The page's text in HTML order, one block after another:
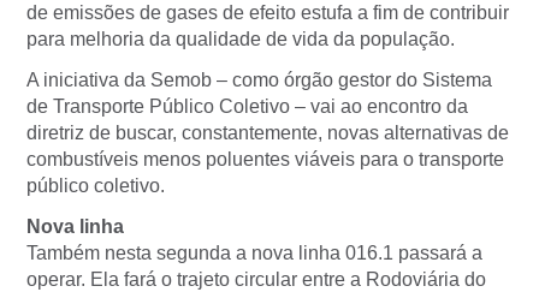
de emissões de gases de efeito estufa a fim de contribuir
para melhoria da qualidade de vida da população.
A iniciativa da Semob – como órgão gestor do Sistema
de Transporte Público Coletivo – vai ao encontro da
diretriz de buscar, constantemente, novas alternativas de
combustíveis menos poluentes viáveis para o transporte
público coletivo.
Nova linha
Também nesta segunda a nova linha 016.1 passará a
operar. Ela fará o trajeto circular entre a Rodoviária do